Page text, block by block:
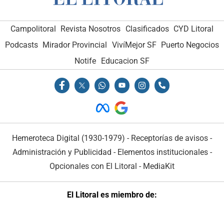
Campolitoral Revista Nosotros Clasificados CYD Litoral
Podcasts Mirador Provincial VivíMejor SF Puerto Negocios
Notife
Educacion SF
Hemeroteca Digital (1930-1979) - Receptorías de avisos -
Administración y Publicidad - Elementos institucionales-
Opcionales con El Litoral - MediaKit
El Litoral es miembro de: